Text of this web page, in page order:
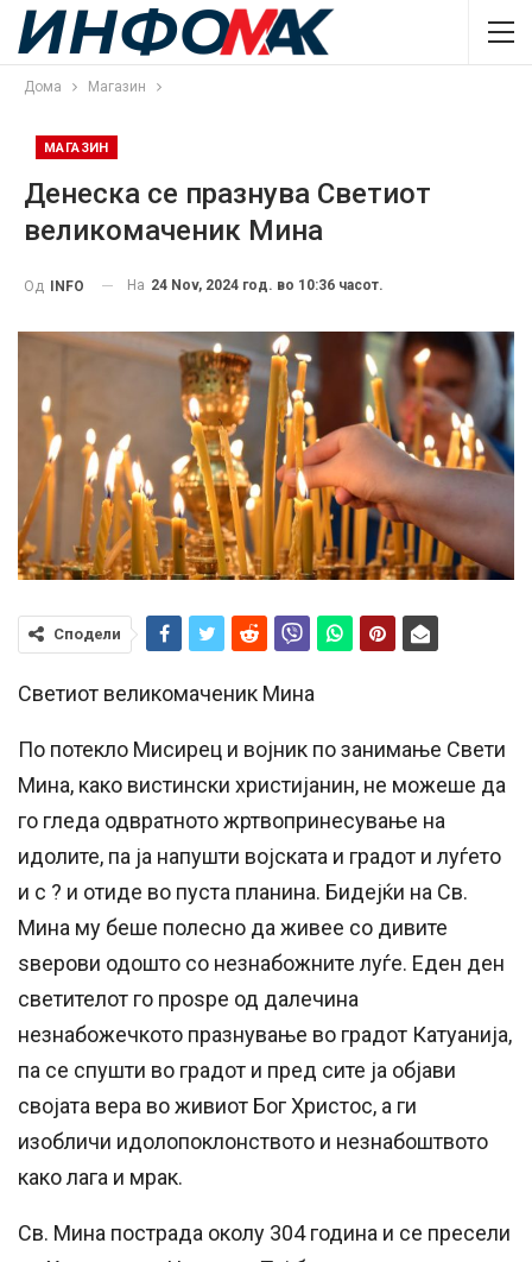
Дома Магазин
МАГАЗИН
Денеска се празнува Светиот
великомаченик Мина
Од INFO На 24 Nov, 2024 год. во 10:36 часот.
Сподели
Светиот великомаченик Мина
По потекло Мисирец и војник по занимање Свети
Мина, како вистински христијанин, не можеше да
го гледа одвратното жртвопринесување на
идолите, па ја напушти војската и градот и луѓето
и с ? и отиде во пуста планина. Бидејќи на Св.
Мина му беше полесно да живее со дивите
ѕверови одошто со незнабожните луѓе. Еден ден
светителот го проѕре од далечина
незнабожечкото празнување во градот Катуанија,
па се спушти во градот и пред сите ја објави
својата вера во живиот Бог Христос, а ги
изобличи идолопоклонството и незнабоштвото
како лага и мрак.
Св. Мина пострада околу 304 година и се пресели